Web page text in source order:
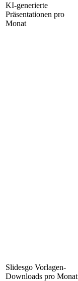
KI-generierte
Präsentationen pro
Monat
Slidesgo Vorlagen-
Downloads pro Monat